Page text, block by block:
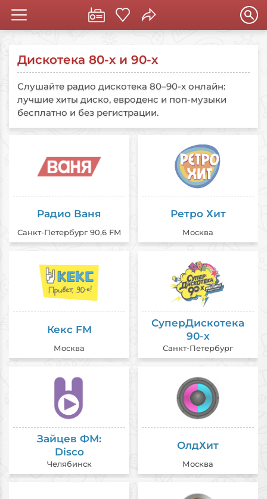
Дискотека 80-х и 90-х
Слушайте радио дискотека 80–90-х онлайн:
лучшие хиты диско, евроденс и поп-музыки
бесплатно и без регистрации.
Радио Ваня
Санкт-Петербург 90,6 FM
Ретро Хит
Москва
Кекс FM
Москва
СуперДискотека
90-х
Санкт-Петербург
Зайцев ФМ:
Disco
Челябинск
ОлдХит
Москва